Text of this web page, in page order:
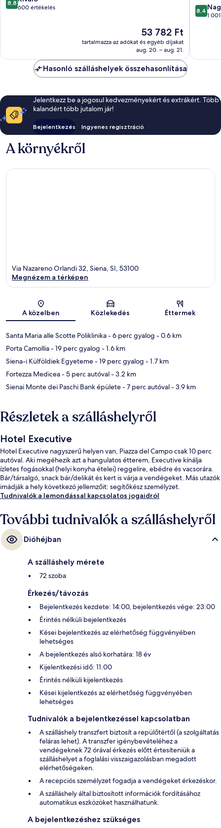
ennyiből:
8,8
600 értékelés
Az
ár
53 782 Ft
53 782 Ft
tartalmazza az adókat és egyéb díjakat
aug. 20. – aug. 21.
8.4
8,4
1
Hasonló szálláshelyek összehasonlítása
Jelentkezz be a jogosul kedvezményekért és extrákért. Több
kalandért több jutalom jár!
Bejelentkezés Ingyenes regisztráció
A környékről
Térkép
Via Nazareno Orlandi 32, Siena, SI, 53100
Megnézem a térképen
A közelben Közlekedés Éttermek
Santa Maria alle Scotte Poliklinika- 6 perc gyalog - 0.6 km
Porta Camollia- 19 perc gyalog - 1.6 km
Siena-i Külföldiek Egyeteme- 19 perc gyalog - 1.7 km
Fortezza Medicea- 5 perc autóval- 3.2 km
Sienai Monte dei Paschi Bank épülete- 7 perc autóval- 3.9 km
Részletek a szálláshelyről
Hotel Executive
Hotel Executive nagyszerű helyen van, Piazza del Campo csak 10 perc
autóval. Aki megéhezik azt a hangulatos étterem, Executive kínálja
ízletes fogásokkal (helyi konyha ételei) reggelire, ebédre és vacsorára.
Bár/társalgó, snack bár/delikát és kert is várja a vendégeket. Más utazók
imádják a hely következó jellemzőit: segítőkész személyzet.
Tudnivalók a lemondással kapcsolatos jogaidról
További tudnivalók a szálláshelyről
Dióhéjban
A szálláshely mérete
72 szoba
Érkezés/távozás
Bejelentkezés kezdete: 14:00, bejelentkezés vége: 23:00
Érintés nélküli bejelentkezés
Kései bejelentkezés az elérhetőség függvényében
lehetséges
A bejelentkezés alsó korhatára: 18 év
Kijelentkezési idő: 11:00
Érintés nélküli kijelentkezés
Kései kijelentkezés az elérhetőség függvényében
lehetséges
Tudnivalók a bejelentkezéssel kapcsolatban
A szálláshely transzfert biztosít a repülőtértől (a szolgáltatás
feláras lehet). A transzfer igénybevételéhez a
vendégeknek 72 órával érkezés előtt értesíteniük a
szálláshelyet a foglalási visszaigazolásban megadott
elérhetőségeken.
A recepciós személyzet fogadja a vendégeket érkezéskor.
A szálláshely által biztosított információk fordításához
automatikus eszközöket használhatunk.
A bejelentkezéshez szükséges